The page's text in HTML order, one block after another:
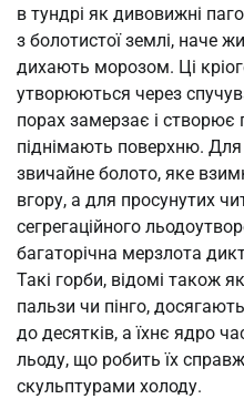
в тундрі як дивовижні
з болотистої землі, наче
дихають морозом. Ці
утворюються через
порах замерзає і створює
піднімають поверхню. Для
звичайне болото, яке
вгору, а для просунутих
сегрегаційного
багаторічна мерзлота
Такі горби, відомі також
пальзи чи пінго,
до десятків, а їхнє ядро
льоду, що робить їх
скульптурами холоду.